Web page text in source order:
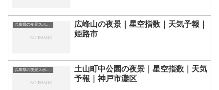
兵庫県の夜景スポット一覧
広峰山の夜景｜星空指数｜天気予報｜
姫路市
兵庫県の夜景スポット一覧
土山町中公園の夜景｜星空指数｜天気
予報｜神戸市灘区